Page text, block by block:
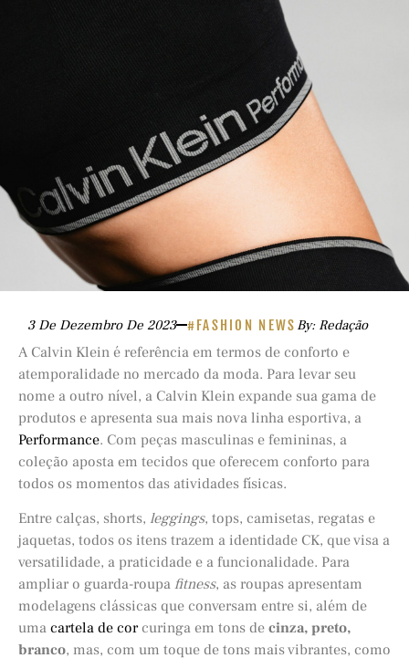
3 De Dezembro De 2023 #FASHION NEWS By: Redação
A Calvin Klein é referência em termos de conforto e
atemporalidade no mercado da moda. Para levar seu
nome a outro nível, a Calvin Klein expande sua gama de
produtos e apresenta sua mais nova linha esportiva, a
Performance. Com peças masculinas e femininas, a
coleção aposta em tecidos que oferecem conforto para
todos os momentos das atividades físicas.
Entre calças, shorts, leggings, tops, camisetas, regatas e
jaquetas, todos os itens trazem a identidade CK, que visa a
versatilidade, a praticidade e a funcionalidade. Para
ampliar o guarda-roupa fitness, as roupas apresentam
modelagens clássicas que conversam entre si, além de
uma cartela de corcuringa em tons de cinza, preto,
branco, mas, com um toque de tons mais vibrantes, como